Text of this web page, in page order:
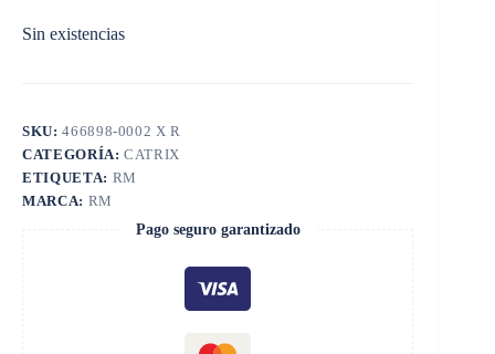
Sin existencias
SKU:466898-0002 X R
CATEGORÍA:CATRIX
ETIQUETA: RM
MARCA: RM
Pago seguro garantizado